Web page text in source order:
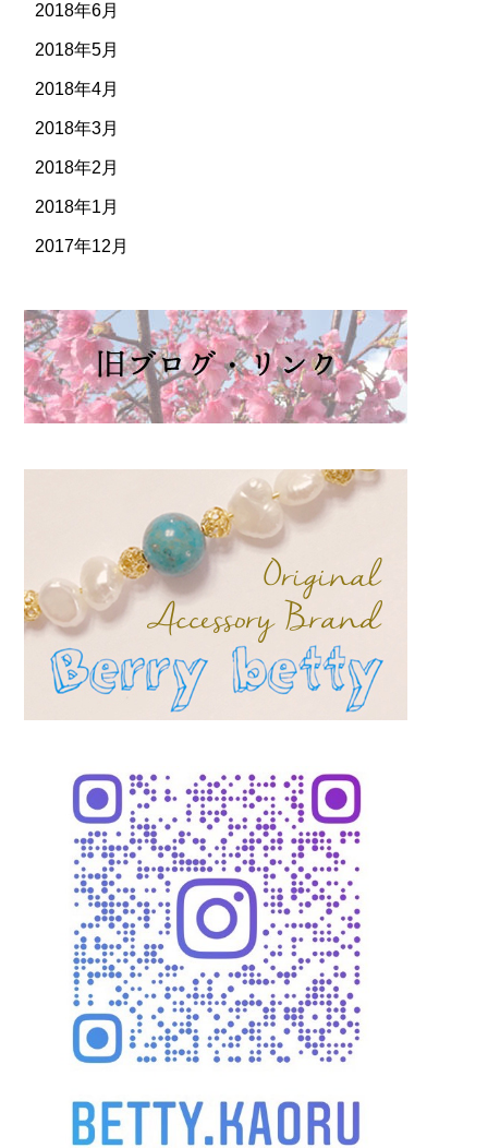
2018年6月
2018年5月
2018年4月
2018年3月
2018年2月
2018年1月
2017年12月